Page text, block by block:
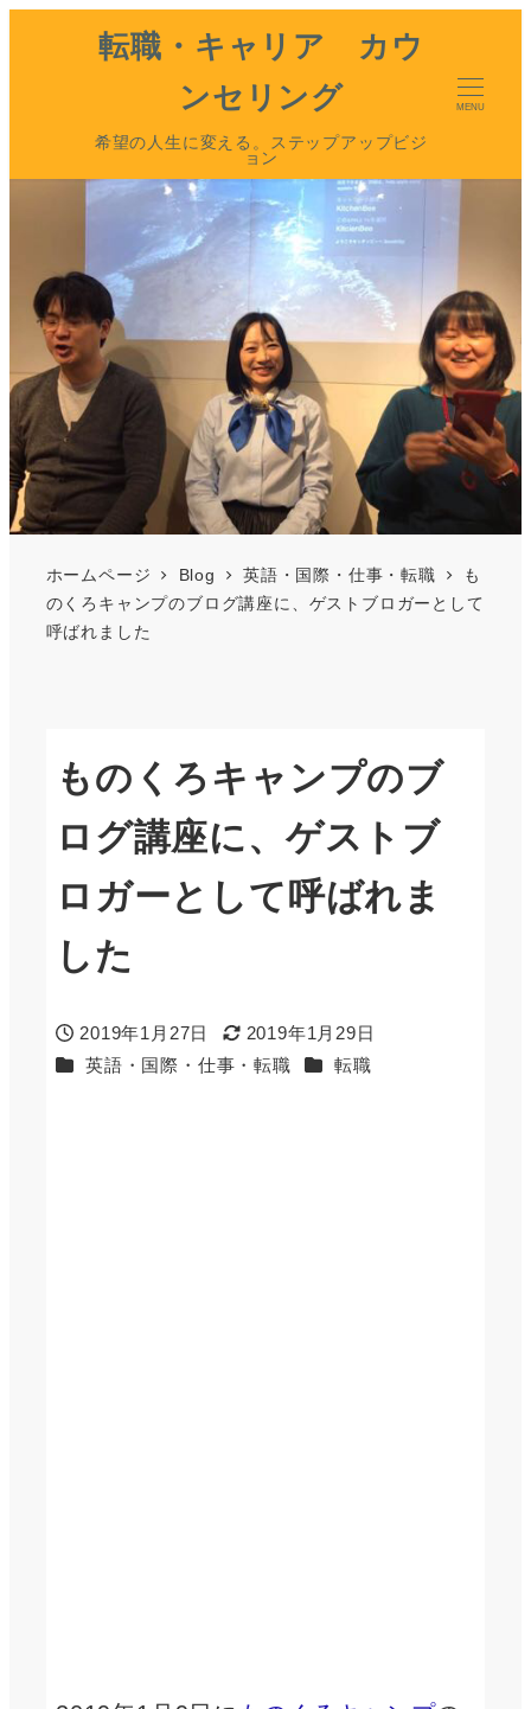
転職・キャリア カウ
ンセリング
希望の人生に変える。ステップアップビジ
ョン
MENU
ホームページ Blog 英語・国際・仕事・転職
も
のくろキャンプのブログ講座に、ゲストブロガーとして
呼ばれました
ものくろキャンプのブ
ログ講座に、ゲストブ
ロガーとして呼ばれま
した
投稿日
2019年1月27日
更新日
2019年1月29日
カテゴリー
英語・国際・仕事・転職 カテゴリー
転職